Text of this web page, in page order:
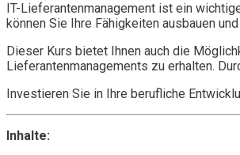
IT-Lieferantenmanagement ist ein
können Sie Ihre Fähigkeiten ausbauen
Dieser Kurs bietet Ihnen auch die
Lieferantenmanagements zu erhalten.
Investieren Sie in Ihre berufliche
Inhalte: